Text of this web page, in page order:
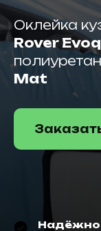
Оклейка
Rover
Mat